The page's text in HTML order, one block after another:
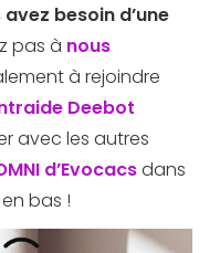
besoin d’une
pas à nous
à rejoindre
Deebot
avec les autres
d’Evocacsdans
bas !